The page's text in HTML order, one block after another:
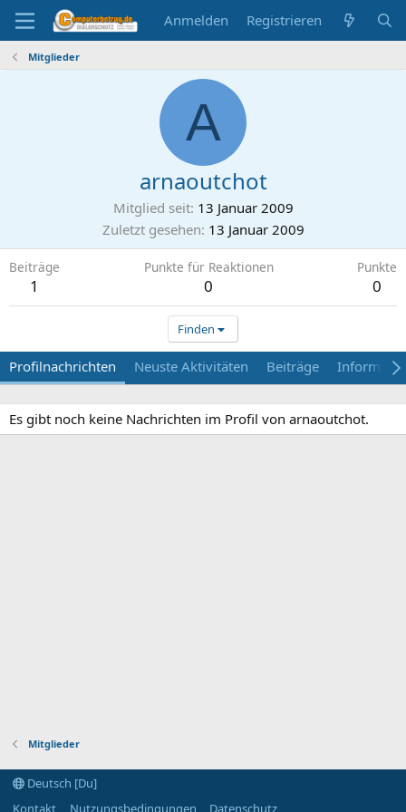
Anmelden Registrieren
Mitglieder
A
arnaoutchot
Mitglied seit 13 Januar 2009
Zuletzt gesehen 13 Januar 2009
Beiträge
1
Punkte für Reaktionen
0
Punkte
0
Finden
Profilnachrichten Neuste Aktivitäten Beiträge
Es gibt noch keine Nachrichten im Profil von arnaoutchot.
Mitglieder
Deutsch [Du]
Kontakt
Nutzungsbedingungen Datenschutz